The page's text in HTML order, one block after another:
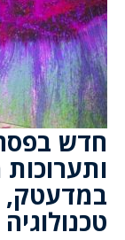
חדש
ותערוכות
במדעטק,